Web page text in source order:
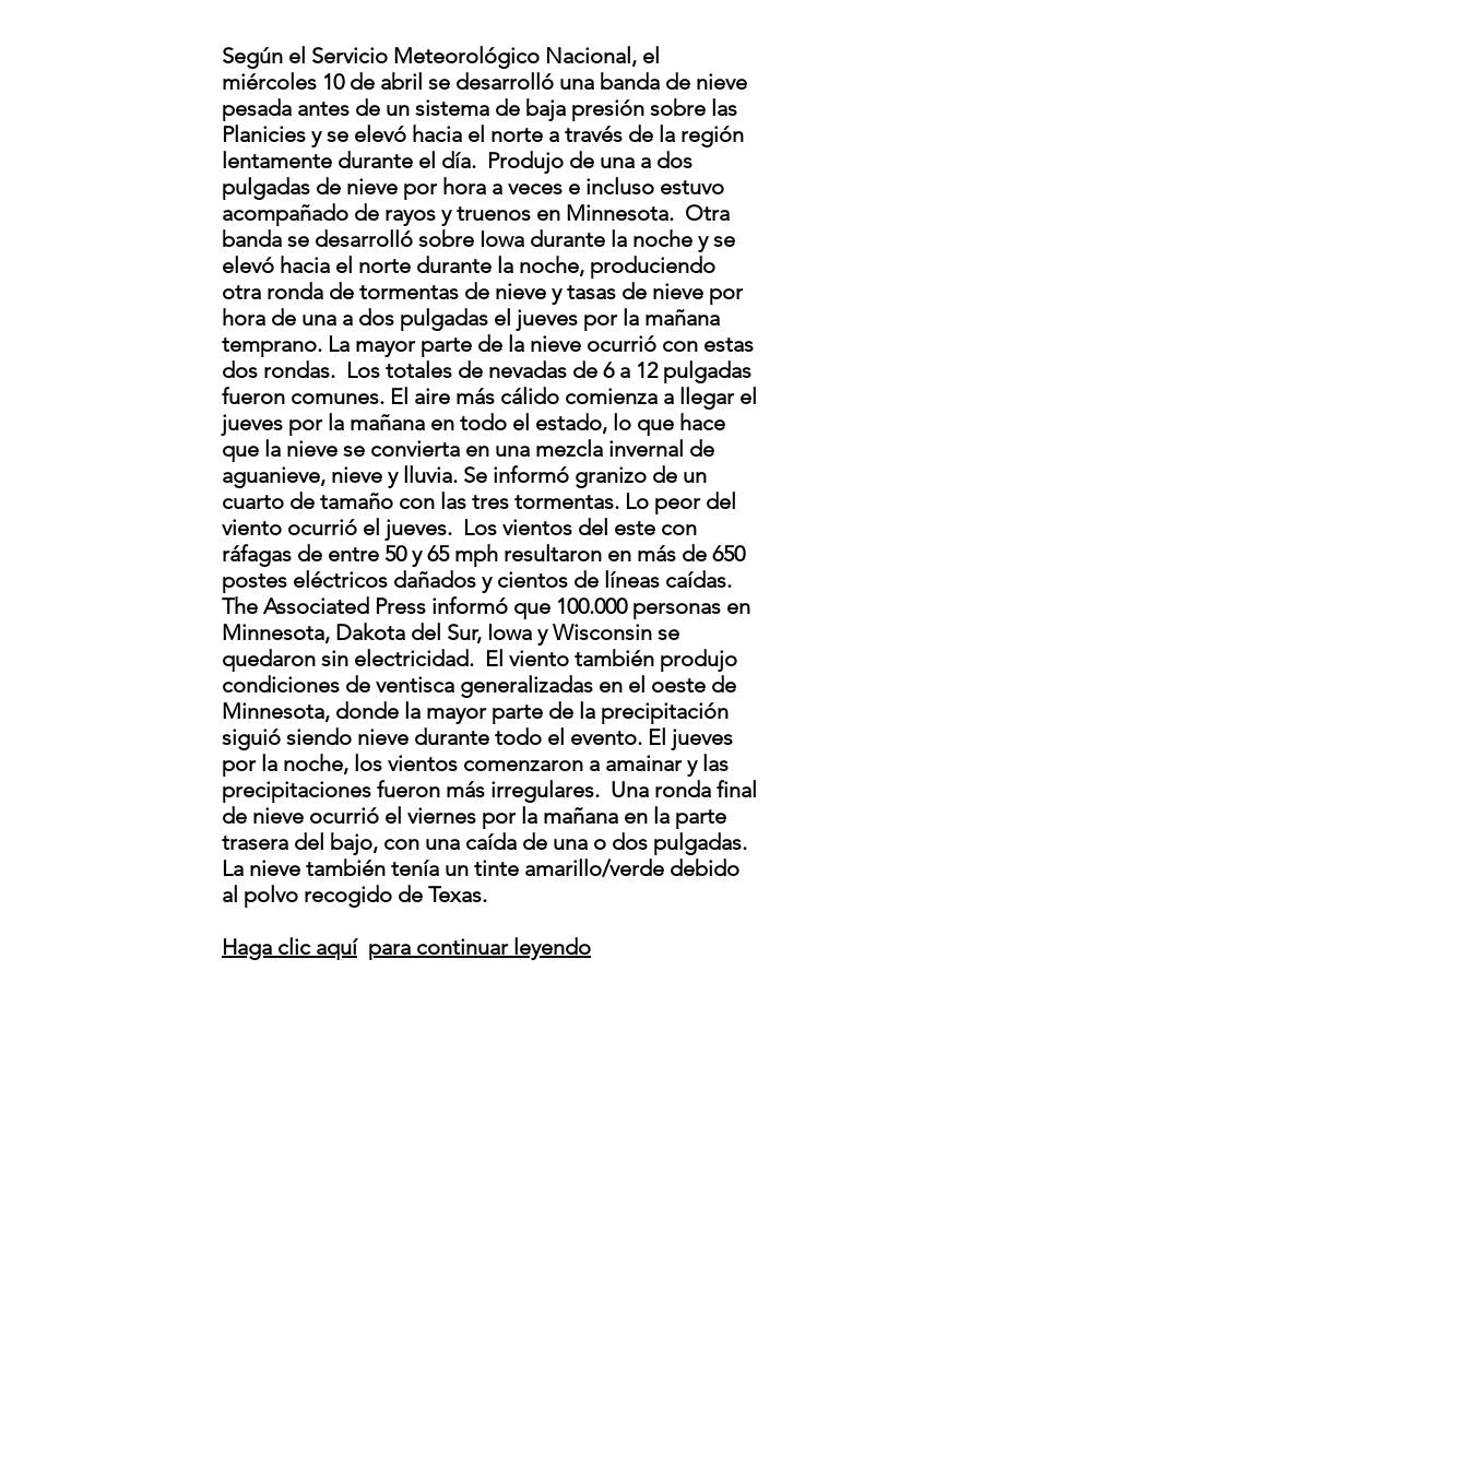
Según el Servicio Meteorológico Nacional, el
miércoles 10 de abril se desarrolló una banda de nieve
pesada antes de un sistema de baja presión sobre las
Planicies y se elevó hacia el norte a través de la región
lentamente durante el día. Produjo de una a dos
pulgadas de nieve por hora a veces e incluso estuvo
acompañado de rayos y truenos en Minnesota. Otra
banda se desarrolló sobre Iowa durante la noche y se
elevó hacia el norte durante la noche, produciendo
otra ronda de tormentas de nieve y tasas de nieve por
hora de una a dos pulgadas el jueves por la mañana
temprano. La mayor parte de la nieve ocurrió con estas
dos rondas. Los totales de nevadas de 6 a 12 pulgadas
fueron comunes. El aire más cálido comienza a llegar el
jueves por la mañana en todo el estado, lo que hace
que la nieve se convierta en una mezcla invernal de
aguanieve, nieve y lluvia. Se informó granizo de un
cuarto de tamaño con las tres tormentas. Lo peor del
viento ocurrió el jueves. Los vientos del este con
ráfagas de entre 50 y 65 mph resultaron en más de 650
postes eléctricos dañados y cientos de líneas caídas.
The Associated Press informó que 100.000 personas en
Minnesota, Dakota del Sur, Iowa y Wisconsin se
quedaron sin electricidad. El viento también produjo
condiciones de ventisca generalizadas en el oeste de
Minnesota, donde la mayor parte de la precipitación
siguió siendo nieve durante todo el evento. El jueves
por la noche, los vientos comenzaron a amainar y las
precipitaciones fueron más irregulares. Una ronda final
de nieve ocurrió el viernes por la mañana en la parte
trasera del bajo, con una caída de una o dos pulgadas.
La nieve también tenía un tinte amarillo/verde debido
al polvo recogido de Texas.
Haga clic aquí para continuar leyendo